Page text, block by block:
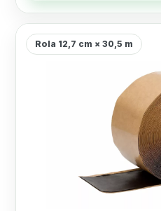
Rola 12,7 cm × 30,5 m